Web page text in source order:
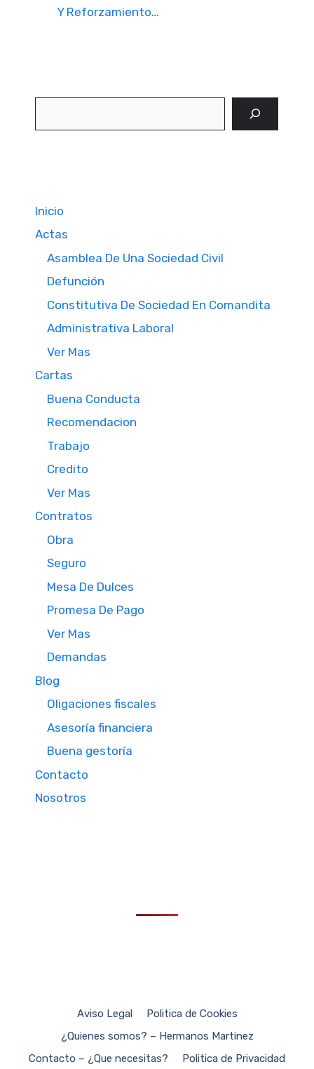
Y Reforzamiento…
Inicio
Actas
Asamblea De Una Sociedad Civil
Defunción
Constitutiva De Sociedad En Comandita
Administrativa Laboral
Ver Mas
Cartas
Buena Conducta
Recomendacion
Trabajo
Credito
Ver Mas
Contratos
Obra
Seguro
Mesa De Dulces
Promesa De Pago
Ver Mas
Demandas
Blog
Oligaciones fiscales
Asesoría financiera
Buena gestoría
Contacto
Nosotros
Aviso Legal
Politica de Cookies
¿Quienes somos? – Hermanos Martinez
Contacto – ¿Que necesitas?
Politica de Privacidad